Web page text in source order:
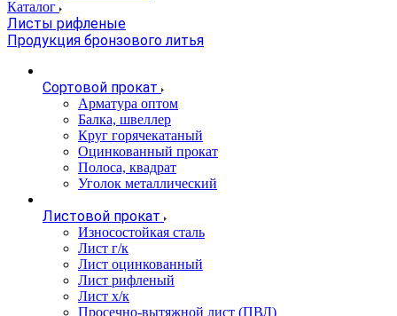
Каталог
Листы рифленые
Продукция бронзового литья
Сортовой прокат
Арматура оптом
Балка, швеллер
Круг горячекатаный
Оцинкованный прокат
Полоса, квадрат
Уголок металлический
Листовой прокат
Износостойкая сталь
Лист г/к
Лист оцинкованный
Лист рифленый
Лист х/к
Просечно-вытяжной лист (ПВЛ)